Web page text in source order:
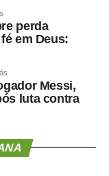
perda
em Deus:
Messi,
luta contra